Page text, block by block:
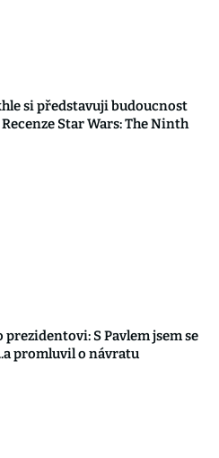
si představuji budoucnost
Star Wars: The Ninth
prezidentovi: S Pavlem jsem se
promluvil o návratu